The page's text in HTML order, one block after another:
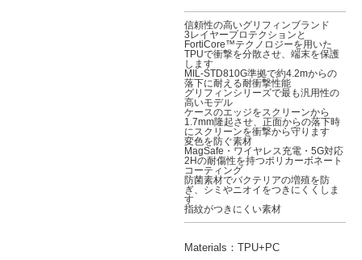
信頼性の高いグリフィンブランド
3レイヤープロテクションと
FortiCore™テクノロジーを用いた
TPUで衝撃を分散させ、端末を保護
します
MIL-STD810G準拠で約4.2mからの
落下に耐える耐衝撃性能
グリフィンシリーズで最も汎用性の
高いモデル
ケースのエッジをスクリーンから
1.7mm隆起させ、正面からの落下時
にスクリーンを衝撃から守ります
変色を防ぐ素材
MagSafe・ワイヤレス充電・5G対応
2Hの耐傷性を持つポリカーボネート
コーティング
防菌素材でバクテリアの増殖を防
ぎ、シミやニオイをつきにくくしま
す
指紋がつきにくい素材
Materials：TPU+PC